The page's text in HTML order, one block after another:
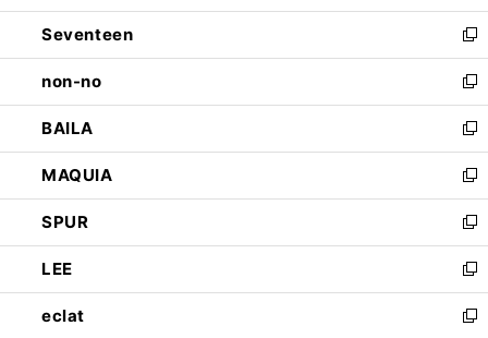
開
く
ウ
で
開
く
ン
ド
ウ
で
開
く
Seventeen
新
し
い
ウ
ィ
ン
ド
ウ
で
開
く
non-no
新
し
い
ウ
ィ
ン
ド
ウ
で
開
く
BAILA
新
し
い
ウ
ィ
ン
ド
ウ
で
MAQUIA
新
し
い
ウ
ィ
ン
ド
SPUR
新
し
い
ウ
ィ
LEE
新
し
い
eclat
新